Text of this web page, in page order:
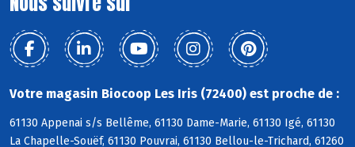
Votre magasin Biocoop Les Iris (72400) est proche de :
61130 Appenai s/s Bellême, 61130 Dame-Marie, 61130 Igé, 61130
La Chapelle-Souëf, 61130 Pouvrai, 61130 Bellou-le-Trichard, 61260